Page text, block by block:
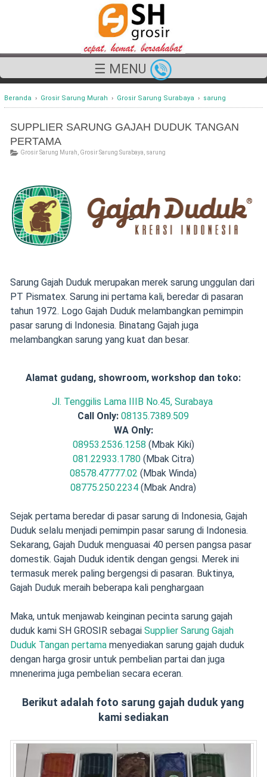
☰ MENU
Beranda › Grosir Sarung Murah › Grosir Sarung Surabaya › sarung
SUPPLIER SARUNG GAJAH DUDUK TANGAN
PERTAMA
Grosir Sarung Murah Grosir Sarung Surabaya sarung
Sarung Gajah Duduk merupakan merek sarung unggulan dari
PT Pismatex. Sarung ini pertama kali, beredar di pasaran
tahun 1972. Logo Gajah Duduk melambangkan pemimpin
pasar sarung di Indonesia. Binatang Gajah juga
melambangkan sarung yang kuat dan besar.
Alamat gudang, showroom, workshop dan toko:
Jl. Tenggilis Lama IIIB No.45, Surabaya
Call Only: 08135.7389.509
WA Only:
08953.2536.1258 (Mbak Kiki)
081.22933.1780(Mbak Citra)
08578.47777.02 (Mbak Winda)
08775.250.2234 (Mbak Andra)
Sejak pertama beredar di pasar sarung di Indonesia, Gajah
Duduk selalu menjadi pemimpin pasar sarung di Indonesia.
Sekarang, Gajah Duduk menguasai 40 persen pangsa pasar
domestik. Gajah Duduk identik dengan gengsi. Merek ini
termasuk merek paling bergengsi di pasaran. Buktinya,
Gajah Duduk meraih beberapa kali penghargaan
Maka, untuk menjawab keinginan pecinta sarung gajah
duduk kami SH GROSIR sebagai Supplier Sarung Gajah
Duduk Tangan pertamamenyediakan sarung gajah duduk
dengan harga grosir untuk pembelian partai dan juga
mnenerima juga pembelian secara eceran.
Berikut adalah foto sarung gajah duduk yang
kami sediakan